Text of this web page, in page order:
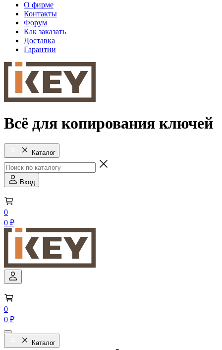
О фирме
Контакты
Форум
Как заказать
Доставка
Гарантии
Всё для копирования ключей
Каталог
Вход
0
0 ₽
0
0 ₽
Каталог